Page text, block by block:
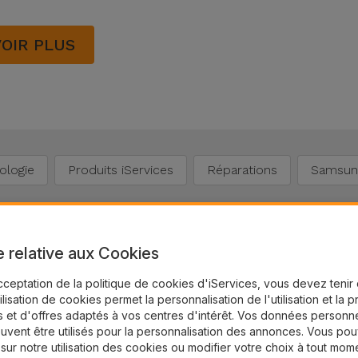
PLUS
Produits iServices Réparations
Tres réactifs et competances certaines !
★ ★ ★ ★ ★ Vérifié
Service rapide
Service rapide, efficace avec des
prix clairs. Avec la possibilité de
payer par…
★ ★ ★ ★ ★
Excellent pour
toute
GERAUD
relative aux Cookies
de la politique de cookies d'iServices, vous devez tenir
de cookies permet la personnalisation de l'utilisation et la
et d'offres adaptés à vos centres d'intérêt. Vos données
être utilisés pour la personnalisation des annonces. Vous
notre utilisation des cookies ou modifier votre choix à tout